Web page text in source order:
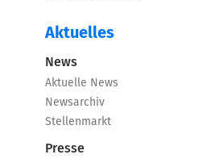
Aktuelles
News
Aktuelle News
Newsarchiv
Stellenmarkt
Presse